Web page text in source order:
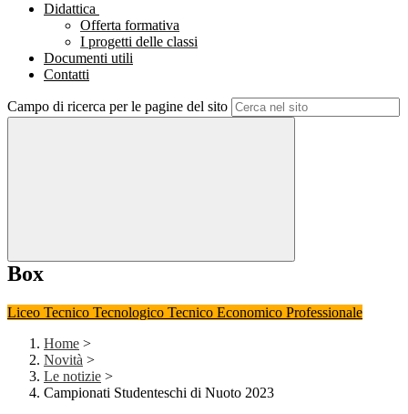
Didattica
Offerta formativa
I progetti delle classi
Documenti utili
Contatti
Campo di ricerca per le pagine del sito
Box
Liceo Tecnico Tecnologico Tecnico Economico Professionale
Home >
Novità >
Le notizie >
Campionati Studenteschi di Nuoto 2023